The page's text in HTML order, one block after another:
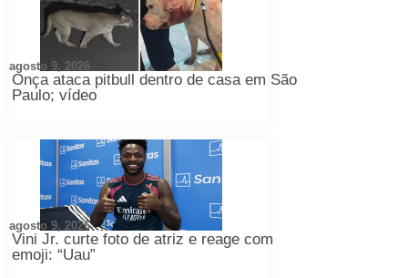
Onça ataca pitbull dentro de casa em São
Paulo; vídeo
agosto 9, 2026
Vini Jr. curte foto de atriz e reage com
emoji: “Uau”
agosto 9, 2026